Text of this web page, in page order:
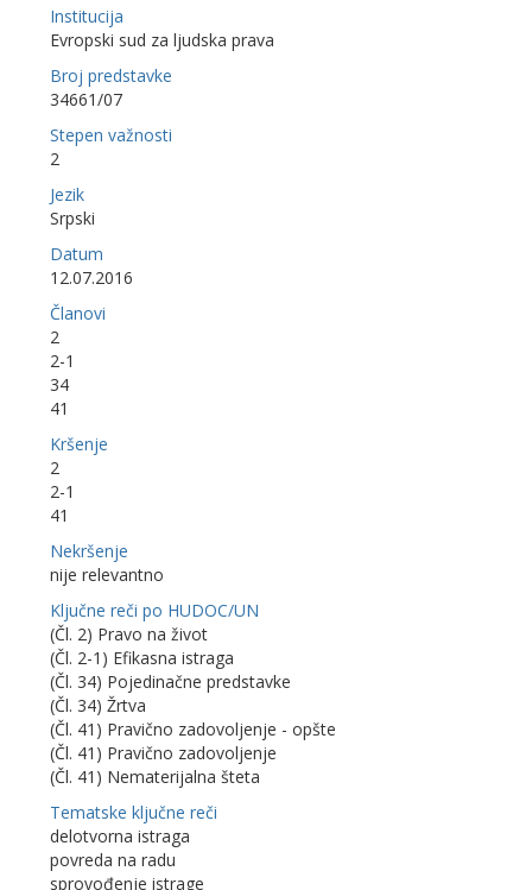
Institucija
Evropski sud za ljudska prava
Broj predstavke
34661/07
Stepen važnosti
2
Jezik
Srpski
Datum
12.07.2016
Članovi
2
2-1
34
41
Kršenje
2
2-1
41
Nekršenje
nije relevantno
Ključne reči po HUDOC/UN
(Čl. 2) Pravo na život
(Čl. 2-1) Efikasna istraga
(Čl. 34) Pojedinačne predstavke
(Čl. 34) Žrtva
(Čl. 41) Pravično zadovoljenje - opšte
(Čl. 41) Pravično zadovoljenje
(Čl. 41) Nematerijalna šteta
Tematske ključne reči
delotvorna istraga
povreda na radu
sprovođenje istrage